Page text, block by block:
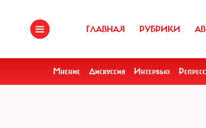
ГЛАВНАЯ РУБРИКИ
Мнение Дискуссия Интервью